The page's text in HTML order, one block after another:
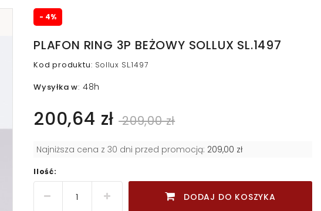
- 4%
PLAFON RING 3P BEŻOWY SOLLUX SL.1497
Kod produktu: Sollux SL.1497
Wysyłka w: 48h
200,64 zł 209,00 zł
Najniższa cena z 30 dni przed promocją: 209,00 zł
Ilość:
DODAJ DO KOSZYKA